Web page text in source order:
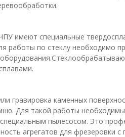
имеют специальные
работы по стеклу необходимо
гравировка каменных
Для такой работы
пылесосом. Это
агрегатов для фрезеровки